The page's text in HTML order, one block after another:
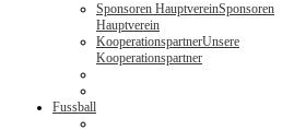
Sponsoren HauptvereinSponsoren
Hauptverein
KooperationspartnerUnsere
Kooperationspartner
Fussball